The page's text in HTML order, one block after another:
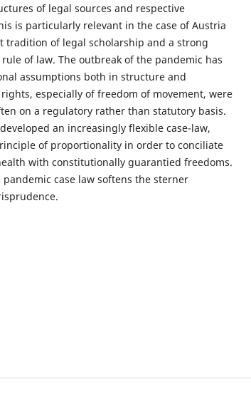
of legal sources and respective
is particularly relevant in the case of Austria
tradition of legal scholarship and a strong
of law. The outbreak of the pandemic has
assumptions both in structure and
especially of freedom of movement, were
on a regulatory rather than statutory basis.
an increasingly flexible case-law,
of proportionality in order to conciliate
with constitutionally guarantied freedoms.
case law softens the sterner